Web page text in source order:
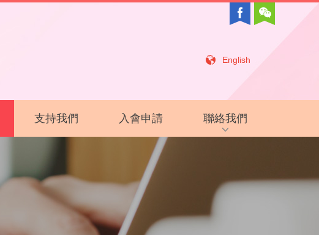
English
中心
支持我們 入會申請 聯絡我們
相關鏈接
聯絡我們